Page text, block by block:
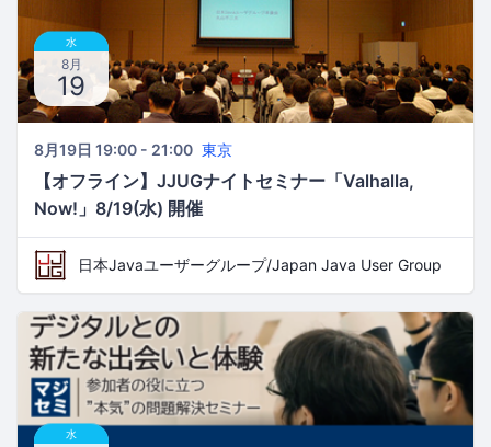
水
8月
19
8月19日 19:00 - 21:00 東京
【オフライン】JJUGナイトセミナー「Valhalla,
Now!」8/19(水) 開催
日本Javaユーザーグループ/Japan Java User Group
水